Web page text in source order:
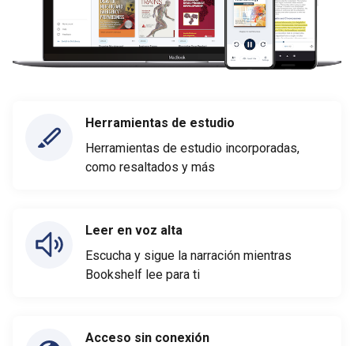
Herramientas de estudio
Herramientas de estudio incorporadas,
como resaltados y más
Leer en voz alta
Escucha y sigue la narración mientras
Bookshelf lee para ti
Acceso sin conexión